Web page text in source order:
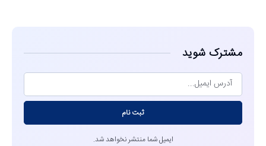
مشترک شوید
ثبت نام
ایمیل شما منتشر نخواهد شد.